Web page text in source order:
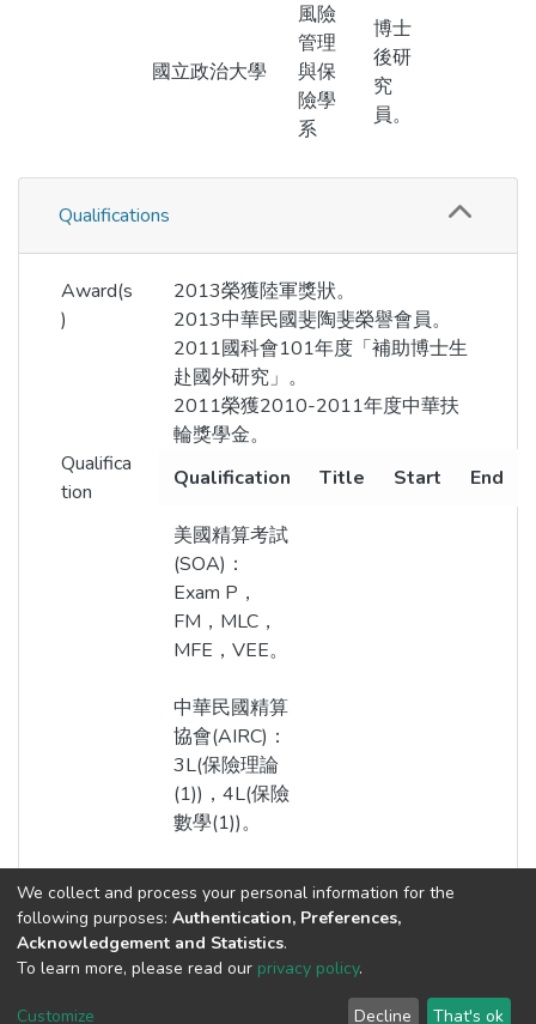
國立政治大學
風險
管理
與保
險學
系
博士
後研
究
員。
Qualifications
Award(s
)
2013榮獲陸軍獎狀。
2013中華民國斐陶斐榮譽會員。
2011國科會101年度「補助博士生
赴國外研究」。
2011榮獲2010-2011年度中華扶
輪獎學金。
Qualifica
tion
Qualification Title Start End
美國精算考試
(SOA)：
Exam P，
FM，MLC，
MFE，VEE。
中華民國精算
協會(AIRC)：
3L(保險理論
(1))，4L(保險
數學(1))。
Built withDSpace-CRIS software
optimized by
Cookie End User Send
We collect and process your personal information for the
following purposes: Authentication, Preferences,
Acknowledgement and Statistics.
To learn more, please read our privacy policy.
Customize Decline That's ok